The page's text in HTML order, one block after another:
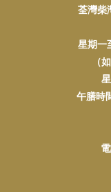
荃灣柴
星期
（
午膳